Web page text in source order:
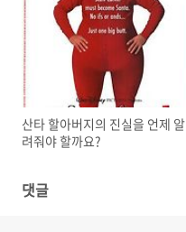
산타 할아버지의 진실을 언제 알
려줘야 할까요?
댓글